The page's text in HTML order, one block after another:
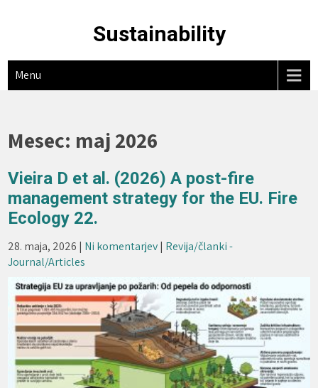
Sustainability
Menu
Mesec: maj 2026
Vieira D et al. (2026) A post-fire
management strategy for the EU. Fire
Ecology 22.
28. maja, 2026 | Ni komentarjev| Revija/članki -
Journal/Articles